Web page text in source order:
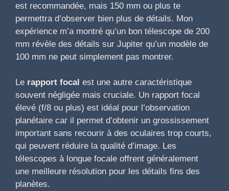
est recommandée, mais 150 mm ou plus te
permettra d’observer bien plus de détails. Mon
expérience m’a montré qu’un bon télescope de 200
mm révèle des détails sur Jupiter qu’un modèle de
100 mm ne peut simplement pas montrer.
Le rapport focal est une autre caractéristique
souvent négligée mais cruciale. Un rapport focal
élevé (f/8 ou plus) est idéal pour l’observation
planétaire car il permet d’obtenir un grossissement
important sans recourir à des oculaires trop courts,
qui peuvent réduire la qualité d’image. Les
télescopes à longue focale offrent généralement
une meilleure résolution pour les détails fins des
planètes.